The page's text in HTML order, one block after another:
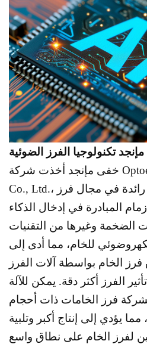
مإنجد تكنولوجيا الفرز الضوئية
خفى مإنجد أخذت شركة Optoelectronic Technology
Co., Ltd.، باعتبارها مؤسسة رائدة في مجال فرز
المبادرة في إدخال الذكاء
الضخمة وغيرها من التقنيات
للخام، مما أدى إلى
الخام بواسطة آلات الفرز
الفرز أكثر دقة. يمكن للآلة
فرز الخامات ذات أحجام
مما يؤدي إلى إنتاج أكبر وتلبية